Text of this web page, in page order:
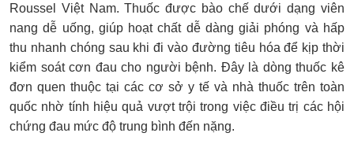
Roussel Việt Nam. Thuốc được bào chế dưới dạng viên
nang dễ uống, giúp hoạt chất dễ dàng giải phóng và hấp
thu nhanh chóng sau khi đi vào đường tiêu hóa để kịp thời
kiểm soát cơn đau cho người bệnh. Đây là dòng thuốc kê
đơn quen thuộc tại các cơ sở y tế và nhà thuốc trên toàn
quốc nhờ tính hiệu quả vượt trội trong việc điều trị các hội
chứng đau mức độ trung bình đến nặng.